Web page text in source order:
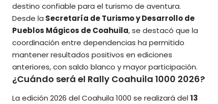
destino confiable para el turismo de aventura.
Desde la Secretaría de Turismo y Desarrollo de
Pueblos Mágicos de Coahuila, se destacó que la
coordinación entre dependencias ha permitido
mantener resultados positivos en ediciones
anteriores, con saldo blanco y mayor participación.
¿Cuándo será el Rally Coahuila 1000 2026?
La edición 2026 del Coahuila 1000 se realizará del13